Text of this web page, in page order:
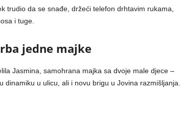
trudio da se snađe, držeći telefon drhtavim rukama,
i tuge.
jedne majke
Jasmina, samohrana majka sa dvoje male djece –
dinamiku u ulicu, ali i novu brigu u Jovina razmišljanja.